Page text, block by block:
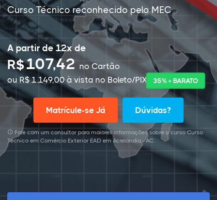
Curso Técnico reconhecido pelo MEC
A partir de 12x de
R$107,42 no Cartão
ou R$ 1.149,00 à vista no Boleto/PIX
35% + BARATO
Matrícule-se Já Dúvidas?
Fale com um consultor para maiores informações sobre o curso Curso
Técnico em Comércio Exterior EAD em Acrelândia - AC.